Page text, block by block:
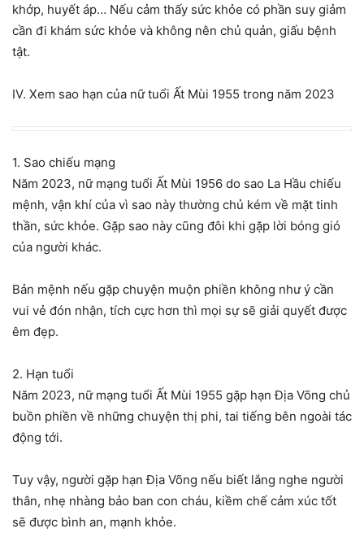
khớp, huyết áp… Nếu cảm thấy sức khỏe có phần suy giảm
cần đi khám sức khỏe và không nên chủ quản, giấu bệnh
tật.
IV. Xem sao hạn của nữ tuổi Ất Mùi 1955 trong năm 2023
1. Sao chiếu mạng
Năm 2023, nữ mạng tuổi Ất Mùi 1956 do sao La Hầu chiếu
mệnh, vận khí của vì sao này thường chủ kém về mặt tinh
thần, sức khỏe. Gặp sao này cũng đôi khi gặp lời bóng gió
của người khác.
Bản mệnh nếu gặp chuyện muộn phiền không như ý cần
vui vẻ đón nhận, tích cực hơn thì mọi sự sẽ giải quyết được
êm đẹp.
2. Hạn tuổi
Năm 2023, nữ mạng tuổi Ất Mùi 1955 gặp hạn Địa Võng chủ
buồn phiền về những chuyện thị phi, tai tiếng bên ngoài tác
động tới.
Tuy vậy, người gặp hạn Địa Võng nếu biết lắng nghe người
thân, nhẹ nhàng bảo ban con cháu, kiềm chế cảm xúc tốt
sẽ được bình an, mạnh khỏe.